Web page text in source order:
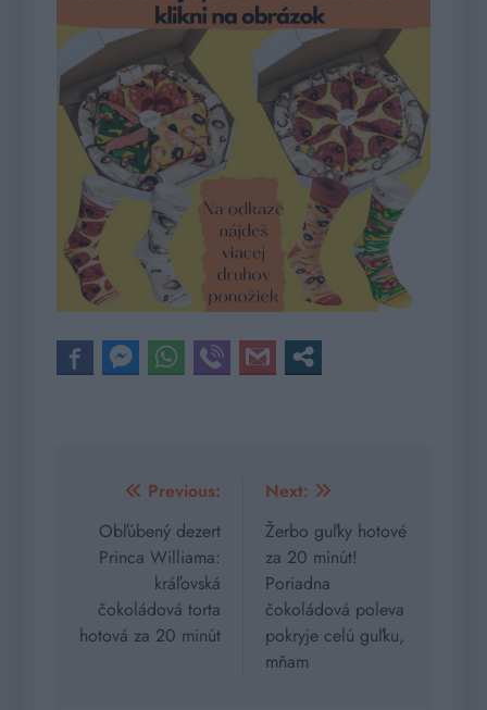
Navigácia
článku
Previous:
Obľúbený dezert
Princa Williama:
kráľovská
čokoládová torta
hotová za 20 minút
Next:
Žerbo guľky hotové
za 20 minút!
Poriadna
čokoládová poleva
pokryje celú guľku,
mňam